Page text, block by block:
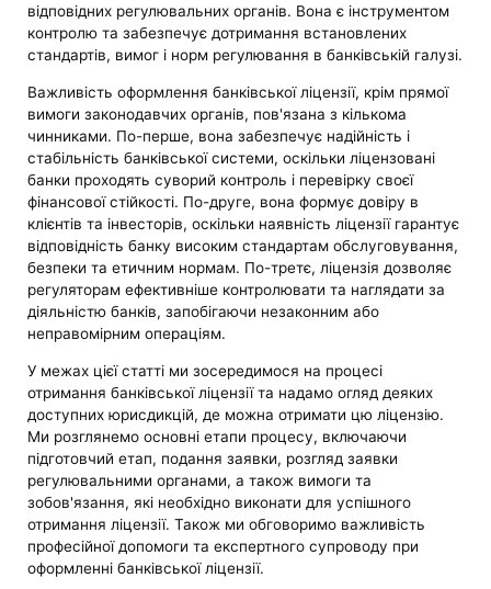
відповідних регулювальних органів. Вона є інструментом
контролю та забезпечує дотримання встановлених
стандартів, вимог і норм регулювання в банківській галузі.
Важливість оформлення банківської ліцензії, крім прямої
вимоги законодавчих органів, пов'язана з кількома
чинниками. По-перше, вона забезпечує надійність і
стабільність банківської системи, оскільки ліцензовані
банки проходять суворий контроль і перевірку своєї
фінансової стійкості. По-друге, вона формує довіру в
клієнтів та інвесторів, оскільки наявність ліцензії гарантує
відповідність банку високим стандартам обслуговування,
безпеки та етичним нормам. По-третє, ліцензія дозволяє
регуляторам ефективніше контролювати та наглядати за
діяльністю банків, запобігаючи незаконним або
неправомірним операціям.
У межах цієї статті ми зосередимося на процесі
отримання банківської ліцензії та надамо огляд деяких
доступних юрисдикцій, де можна отримати цю ліцензію.
Ми розглянемо основні етапи процесу, включаючи
підготовчий етап, подання заявки, розгляд заявки
регулювальними органами, а також вимоги та
зобов'язання, які необхідно виконати для успішного
отримання ліцензії. Також ми обговоримо важливість
професійної допомоги та експертного супроводу при
оформленні банківської ліцензії.